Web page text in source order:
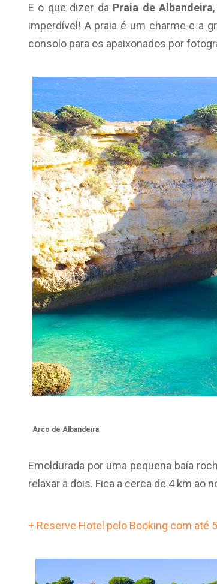
E o que dizer da Praia de Albandeira
imperdível! A praia é um charme e a
consolo para os apaixonados por
Arco de Albandeira
Emoldurada por uma pequena baía
relaxar a dois. Fica a cerca de 4 km ao
+ Reserve Hotel pelo Booking com até